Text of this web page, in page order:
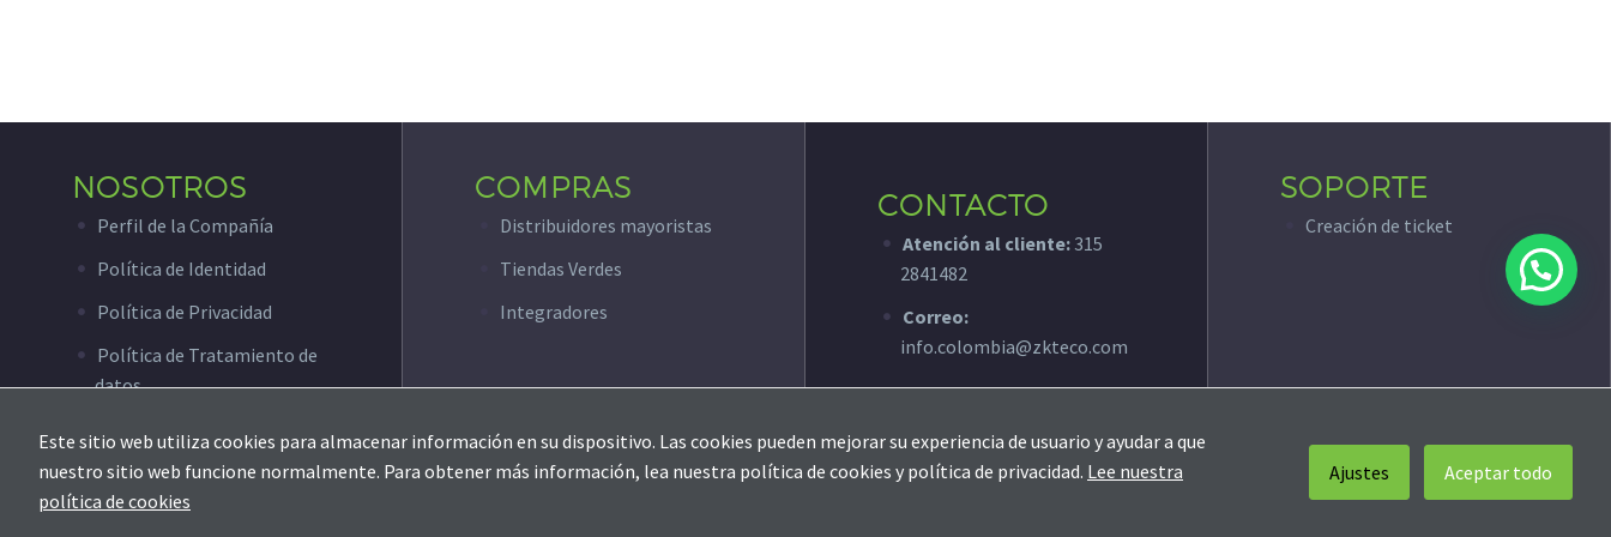
NOSOTROS
Perfil de la Compañía
Política de Identidad
Política de Privacidad
Política de Tratamiento de
datos
COMPRAS
Distribuidores mayoristas
Tiendas Verdes
Integradores
CONTACTO
Atención al cliente: 315
2841482
Correo:
info.colombia@zkteco.com
SOPORTE
Creación de ticket
© Copyright 2020 ZKTeco Colombia
Este sitio web utiliza cookies para almacenar información en su dispositivo. Las cookies pueden mejorar su experiencia de usuario y ayudar a que
nuestro sitio web funcione normalmente. Para obtener más información, lea nuestra política de cookies y política de privacidad. Lee nuestra
política de cookies
Ajustes Aceptar todo
de la web, en
se usa la web.
Experiencia
Para que
nuestra web
mejor posible
durante tu
visita. Si